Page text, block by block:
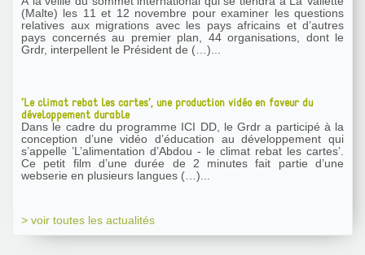
(Malte) les 11 et 12 novembre pour examiner les questions
relatives aux migrations avec les pays africains et d’autres
pays concernés au premier plan, 44 organisations, dont le
Grdr, interpellent le Président de (…)...
’Le climat rebat les cartes’, une production vidéo en faveur du
développement durable
Dans le cadre du programme ICI DD, le Grdr a participé à la
conception d’une vidéo d’éducation au développement qui
s’appelle ’L’alimentation d’Abdou - le climat rebat les cartes’.
Ce petit film d’une durée de 2 minutes fait partie d’une
webserie en plusieurs langues (…)...
> voir toutes les actualités